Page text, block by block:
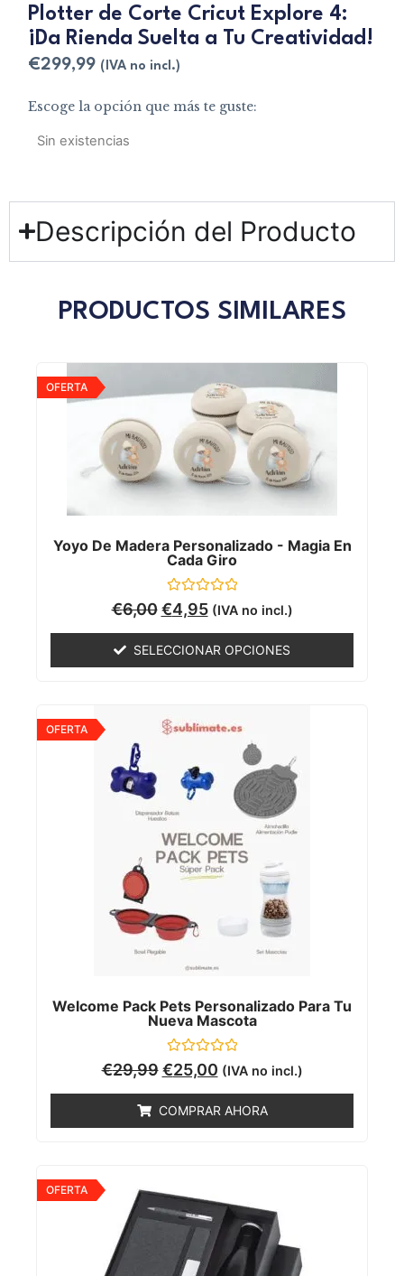
Plotter de Corte Cricut Explore 4:
¡Da Rienda Suelta a Tu Creatividad!
€299,99 (IVA no incl.)
Escoge la opción que más te guste:
Sin existencias
Descripción del Producto
PRODUCTOS SIMILARES
Yoyo De Madera Personalizado - Magia En
Cada Giro
Valorado
con
5
OFERTA
€6,00 €4,95 (IVA no incl.)
SELECCIONAR OPCIONES
Welcome Pack Pets Personalizado Para Tu
Nueva Mascota
Valorado
con
5
OFERTA
€29,99 €25,00 (IVA no incl.)
COMPRAR AHORA
OFERTA